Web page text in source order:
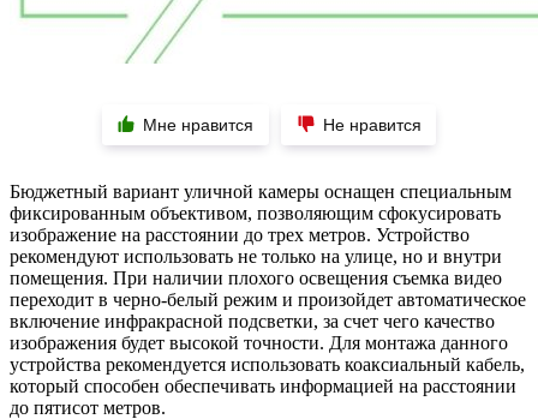
Мне нравится Не нравится
Бюджетный вариант уличной камеры оснащен специальным
фиксированным объективом, позволяющим сфокусировать
изображение на расстоянии до трех метров. Устройство
рекомендуют использовать не только на улице, но и внутри
помещения. При наличии плохого освещения съемка видео
переходит в черно-белый режим и произойдет автоматическое
включение инфракрасной подсветки, за счет чего качество
изображения будет высокой точности. Для монтажа данного
устройства рекомендуется использовать коаксиальный кабель,
который способен обеспечивать информацией на расстоянии
до пятисот метров.